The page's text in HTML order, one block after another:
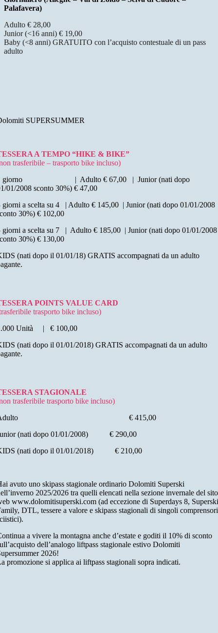
Palafavera)
Adulto € 28,00
Junior (<16 anni) € 19,00
Baby (<8 anni) GRATUITO con l’acquisto contestuale di un pass
adulto
SUPERSUMMER
A TEMPO “HIKE & BIKE”
trasferibile – trasporto bike incluso)
giorno | Adulto € 67,00 | Junior (nati dopo
01/2008 sconto 30%) € 47,00
giorni a scelta su 4 | Adulto € 145,00 | Junior (nati dopo 01/01/2008
30%) € 102,00
giorni a scelta su 7 | Adulto € 185,00 | Junior (nati dopo 01/01/2008
30%) € 130,00
(nati dopo il 01/01/18) GRATIS accompagnati da un adulto
POINTS VALUE CARD
trasporto bike incluso)
Unità | € 100,00
(nati dopo il 01/01/2018) GRATIS accompagnati da un adulto
STAGIONALE
trasferibile trasporto bike incluso)
€ 415,00
(nati dopo 01/01/2008) € 290,00
(nati dopo il 01/01/2018) € 210,00
avuto uno skipass stagionale ordinario Dolomiti Superski
2025/2026 tra quelli elencati nella sezione invernale del sito
www.dolomitisuperski.com (ad eccezione di Superdays 8, Superski
DTL, tessere a valore e skipass stagionali di singoli comprensori
a vivere la montagna anche d’estate e goditi il 10% di sconto
dell’analogo liftpass stagionale estivo Dolomiti
2026!
promozione si applica ai liftpass stagionali sopra indicati.